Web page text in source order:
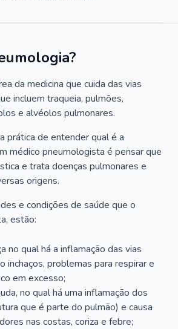
da medicina que cuida das vias
incluem traqueia, pulmões,
e alvéolos pulmonares.
prática de entender qual é a
médico pneumologista é pensar que
e trata doenças pulmonares e
origens.
e condições de saúde que o
estão:
no qual há a inflamação das vias
inchaços, problemas para respirar e
em excesso;
no qual há uma inflamação dos
que é parte do pulmão) e causa
nas costas, coriza e febre;